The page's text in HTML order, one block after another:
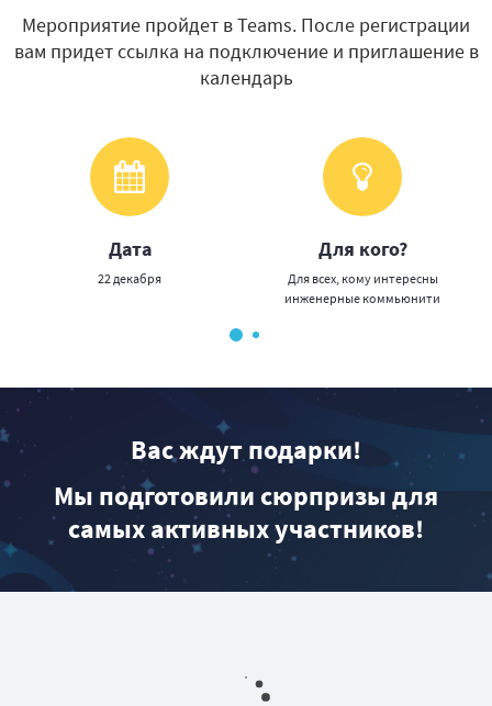
Мероприятие пройдет в Teams. После регистрации
вам придет ссылка на подключение и приглашение в
календарь
Дата
22 декабря
Для кого?
Для всех, кому интересны
инженерные коммьюнити
Вас ждут подарки!
Мы подготовили сюрпризы для
самых активных участников!